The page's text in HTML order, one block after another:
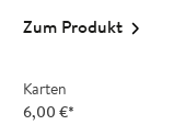
Zum Produkt
Karten
6,00 €*